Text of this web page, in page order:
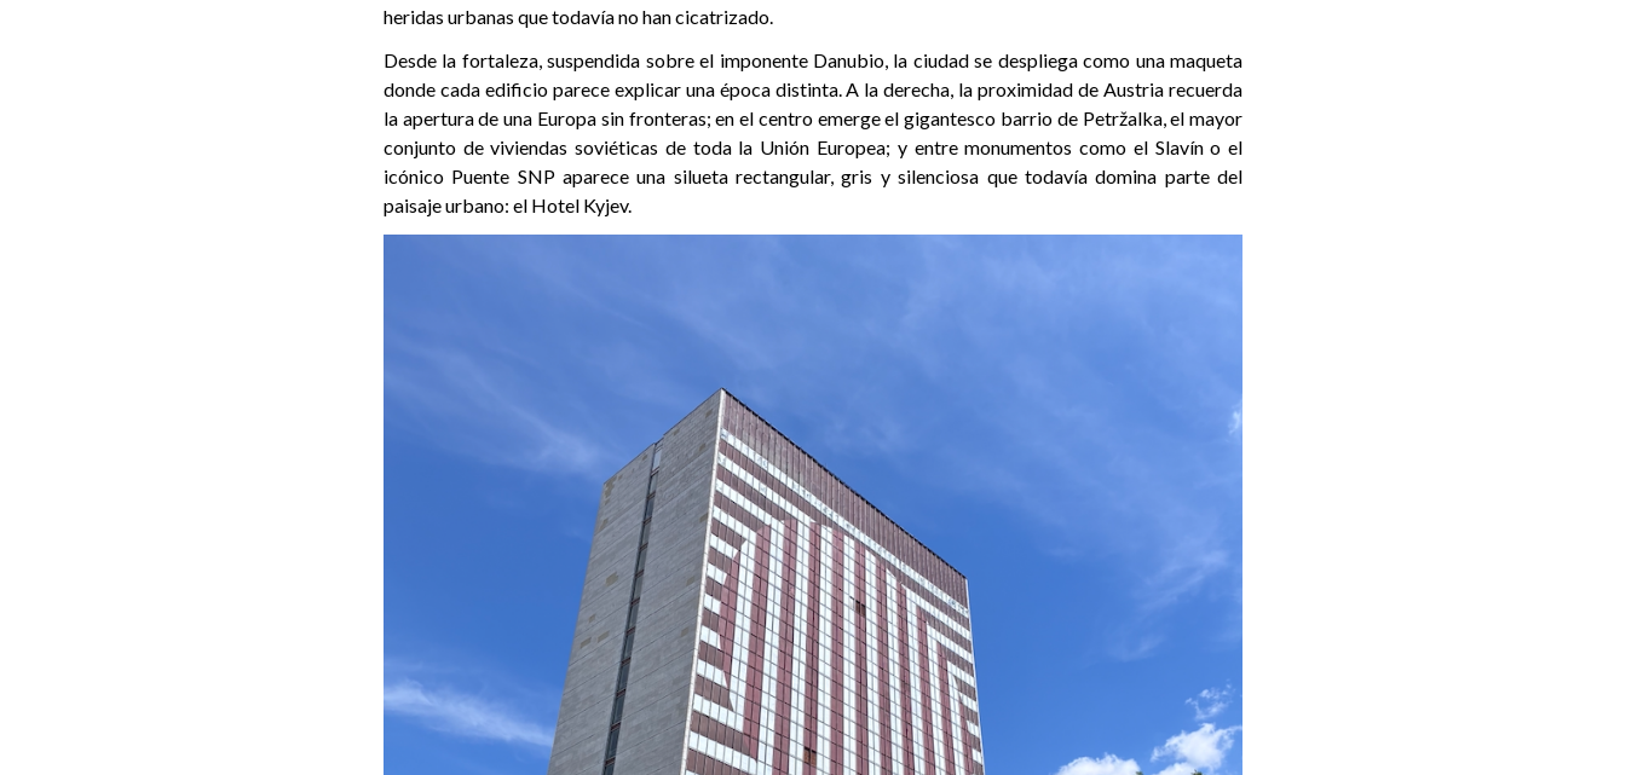
heridas urbanas que todavía no han cicatrizado.
Desde la fortaleza, suspendida sobre el imponente Danubio, la ciudad se despliega como una maqueta
donde cada edificio parece explicar una época distinta. A la derecha, la proximidad de Austria recuerda
la apertura de una Europa sin fronteras; en el centro emerge el gigantesco barrio de Petržalka, el mayor
conjunto de viviendas soviéticas de toda la Unión Europea; y entre monumentos como el Slavín o el
icónico Puente SNP aparece una silueta rectangular, gris y silenciosa que todavía domina parte del
paisaje urbano: el Hotel Kyjev.